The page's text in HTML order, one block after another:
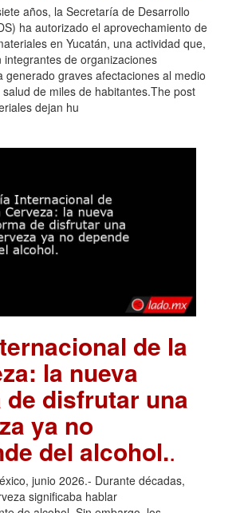
años, la Secretaría de Desarrollo
ha autorizado el aprovechamiento de
en Yucatán, una actividad que,
integrantes de organizaciones
generado graves afectaciones al medio
de miles de habitantes.The post
dejan hu
de la
la nueva
disfrutar una
ya no
del alcohol..
junio 2026.- Durante décadas,
significaba hablar